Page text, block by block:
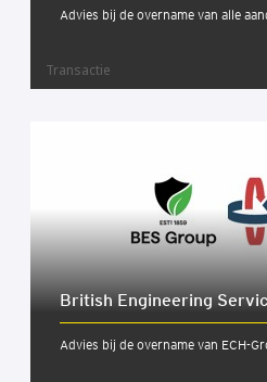
Advies bij de overname van alle
Transactie
Bri­tish Engi­nee­ring
Advies bij de overname van ECH-